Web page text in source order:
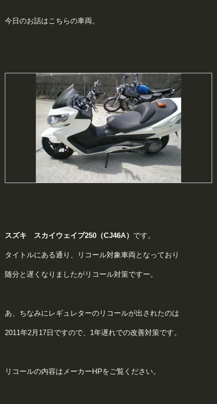
今日のお話はこちらの車両。
スズキ スカイウェイブ250（CJ46A） です。
タイトルにある通り、リコール対象車両となっており
随分と遅くなりましたがリコール対策ですー。
あ、ちなみにレギュレターのリコールが出されたのは
2011年2月17日ですので、1年遅れでの改善対策です。
リコールの内容はメーカーHPをご覧ください。